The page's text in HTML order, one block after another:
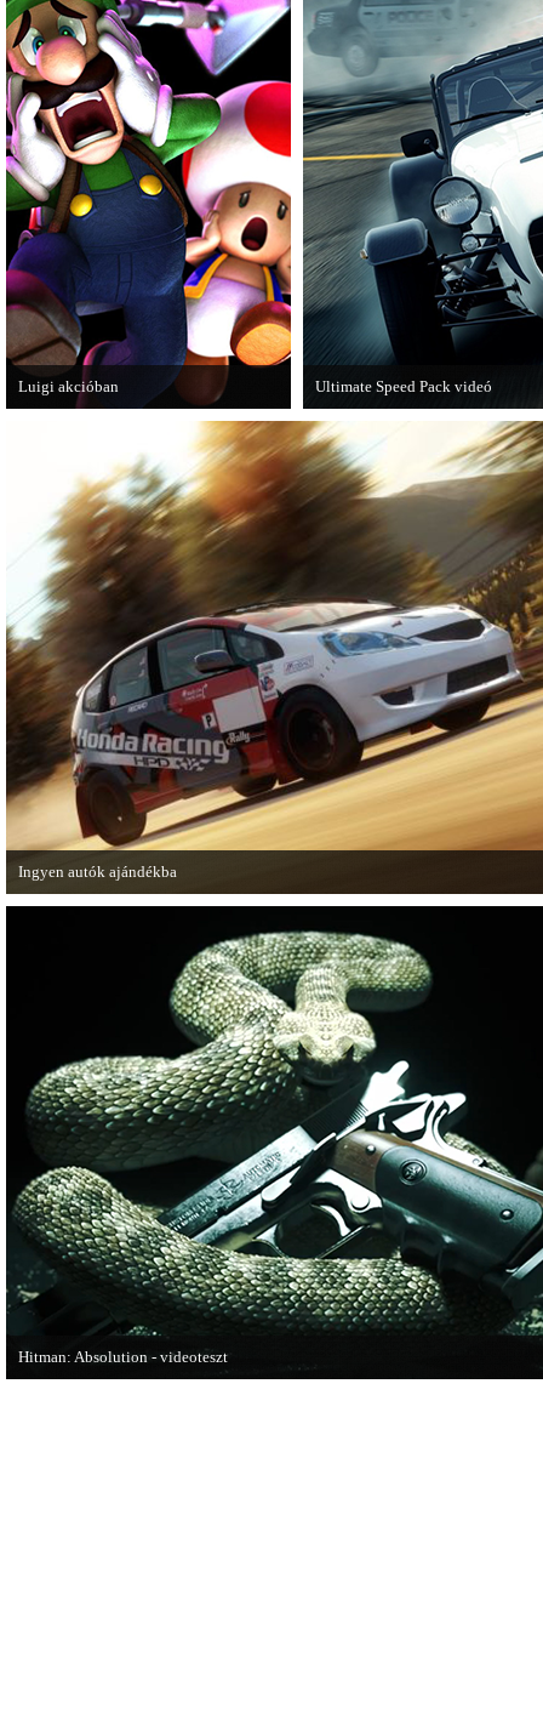
Luigi akcióban
A Nintendo 3DS-re készülő Luigi's
Mansion: Dark Moon újabb képeken
mutatja meg magát.
Ultimate Speed Pack videó
Már elérhető a Need for Speed
Ingyen autók ajándékba
Hitman: Absolution - videoteszt